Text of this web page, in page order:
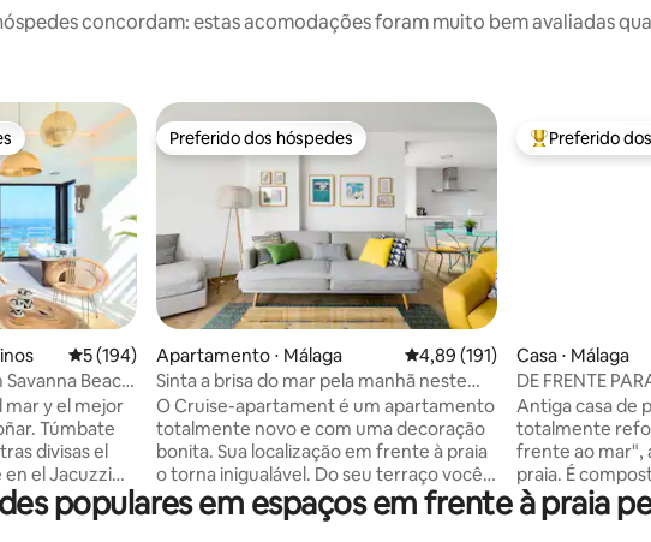
concordam: estas acomodações foram muito bem avaliadas
dos hóspedes
5 de uma avaliação média de 5, 194 avaliações
5 (194)
Beach
mar y el mejor
Túmbate
divisas el
el Jacuzzi
una copa
está pensado
Preferido dos hóspedes
Preferido dos hóspedes
Apartamento ⋅ Málaga 4,89 de uma avaliação média
4,89 (191)
Sinta a brisa do mar pela manhã neste
apartamento na Malagueta
O Cruise-apartament é um apartamento
totalmente novo e com uma decoração
bonita. Sua localização em frente à praia
o torna inigualável. Do seu terraço você
pode ver toda a praia de La Malagueta.
Também está no centro de Málaga, a 3
Entre os
Preferido
Casa ⋅ Málaga
DE FRENTE
Antiga casa de
totalmente
frente ao mar",
praia. É
térreo com
espaçosa e
populares em espaços em frente à praia